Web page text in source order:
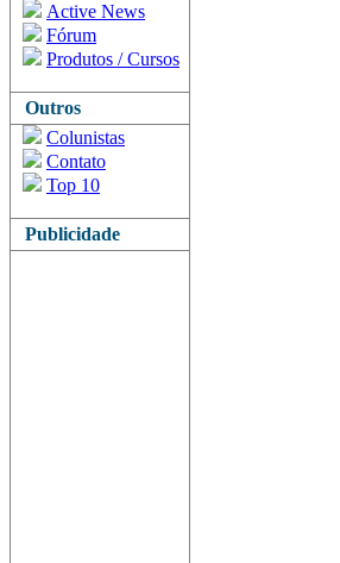
Active News
Fórum
Produtos / Cursos
Outros
Colunistas
Contato
Top 10
Publicidade